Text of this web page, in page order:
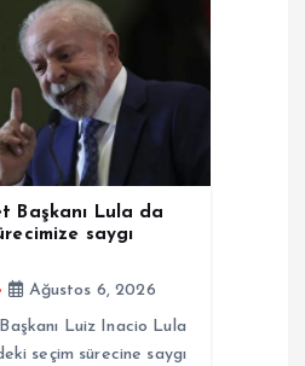
Başkanı Lula da
saygı
Ağustos 6, 2026
Luiz Inacio Lula
seçim sürecine saygı